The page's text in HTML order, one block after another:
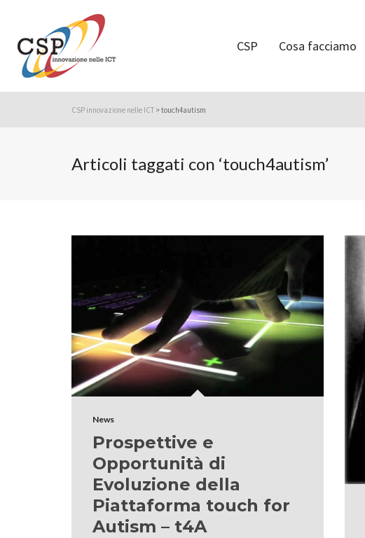
CSP Cosa facciamo
CSP innovazione nelle ICT >touch4autism
Articoli taggati con ‘touch4autism’
News
Prospettive e
Opportunità di
Evoluzione della
Piattaforma touch for
Autism – t4A